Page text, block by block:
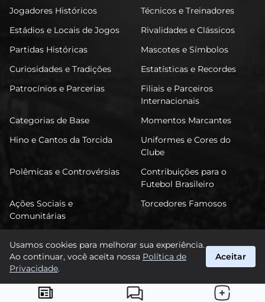
Jogadores Históricos
Técnicos e Treinadores
Estádios e Locais de Jogos
Rivalidades e Clássicos
Partidas Históricas
Mascotes e Símbolos
Curiosidades e Tradições
Estatísticas e Recordes
Patrocínios e Parcerias
Filiais e Parceiros
Internacionais
Categorias de Base
Momentos Marcantes
Hino e Cantos da Torcida
Uniformes e Cores do
Clube
Polêmicas e Controvérsias
Contribuições para o
Futebol Brasileiro
Ações Sociais e
Comunitárias
Torcedores Famosos
FuTimão
Usamos cookies para melhorar sua experiência.
Ao continuar, você aceita nossa Política de
Privacidade.
Aceitar